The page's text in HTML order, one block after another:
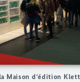
Maison d‘édition Klett